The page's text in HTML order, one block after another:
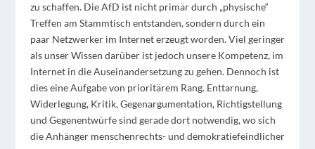
zu schaffen. Die AfD ist nicht primär durch „physische“
Treffen am Stammtisch entstanden, sondern durch ein
paar Netzwerker im Internet erzeugt worden. Viel geringer
als unser Wissen darüber ist jedoch unsere Kompetenz, im
Internet in die Auseinandersetzung zu gehen. Dennoch ist
dies eine Aufgabe von prioritärem Rang. Enttarnung,
Widerlegung, Kritik, Gegenargumentation, Richtigstellung
und Gegenentwürfe sind gerade dort notwendig, wo sich
die Anhänger menschenrechts- und demokratiefeindlicher